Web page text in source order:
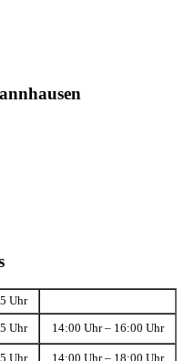
Uhr
Uhr 14:00 Uhr – 16:00 Uhr